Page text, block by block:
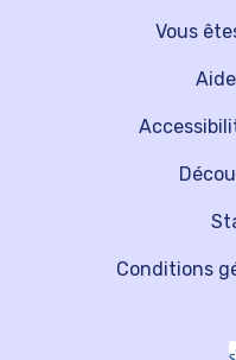
Vous
Conditions